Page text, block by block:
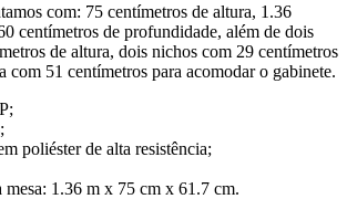
com: 75 centímetros de altura, 1.36
centímetros de profundidade, além de dois
de altura, dois nichos com 29 centímetros
com 51 centímetros para acomodar o gabinete.
poliéster de alta resistência;
mesa: 1.36 m x 75 cm x 61.7 cm.